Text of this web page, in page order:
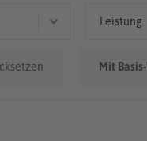
Leistung
Mit